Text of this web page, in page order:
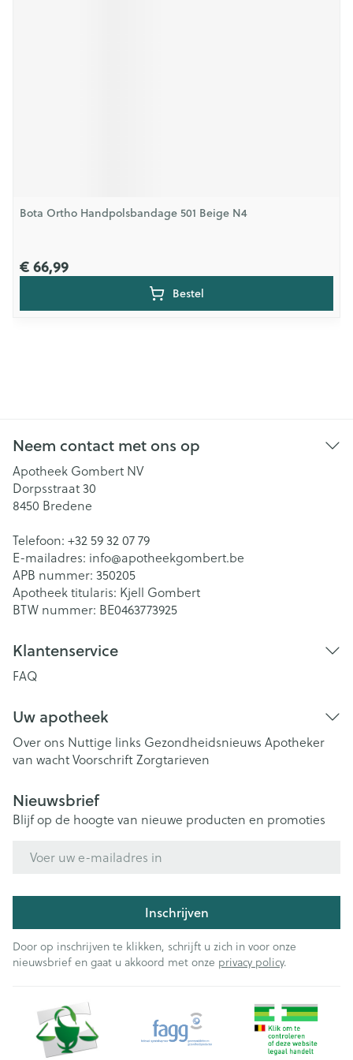
Bota Ortho Handpolsbandage 501 Beige N4
€ 66,99
Bestel
Neem contact met ons op
Apotheek Gombert NV
Dorpsstraat 30
8450 Bredene
Telefoon: +32 59 32 07 79
E-mailadres: info@apotheekgombert.be
APB nummer: 350205
Apotheek titularis: Kjell Gombert
BTW nummer: BE0463773925
Klantenservice
FAQ
Uw apotheek
Over ons Nuttige links Gezondheidsnieuws Apotheker
van wachtVoorschriftZorgtarieven
Nieuwsbrief
Blijf op de hoogte van nieuwe producten en promoties
Inschrijven
Door op inschrijven te klikken, schrijft u zich in voor onze
nieuwsbrief en gaat u akkoord met onze privacy policy.